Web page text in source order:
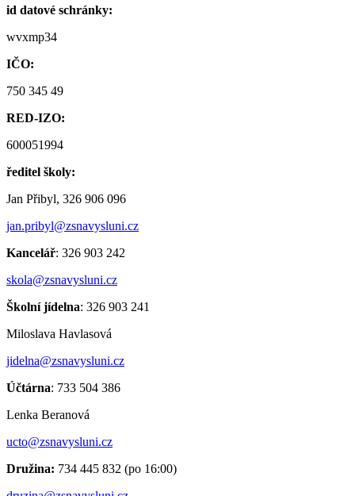
id datové schránky:
wvxmp34
IČO:
750 345 49
RED-IZO:
600051994
ředitel školy:
Jan Přibyl, 326 906 096
jan.pribyl@zsnavysluni.cz
Kancelář: 326 903 242
skola@zsnavysluni.cz
Školní jídelna: 326 903 241
Miloslava Havlasová
jidelna@zsnavysluni.cz
Účtárna: 733 504 386
Lenka Beranová
ucto@zsnavysluni.cz
Družina: 734 445 832 (po 16:00)